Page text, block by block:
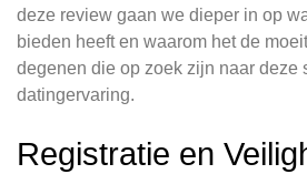
deze review gaan we dieper in op
bieden heeft en waarom het de
degenen die op zoek zijn naar deze
datingervaring.
Registratie en